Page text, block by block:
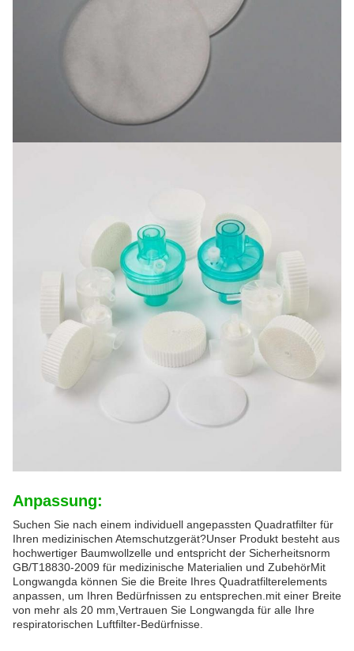
Anpassung:
Suchen Sie nach einem individuell angepassten Quadratfilter für
Ihren medizinischen Atemschutzgerät?Unser Produkt besteht aus
hochwertiger Baumwollzelle und entspricht der Sicherheitsnorm
GB/T18830-2009 für medizinische Materialien und ZubehörMit
Longwangda können Sie die Breite Ihres Quadratfilterelements
anpassen, um Ihren Bedürfnissen zu entsprechen.mit einer Breite
von mehr als 20 mm,Vertrauen Sie Longwangda für alle Ihre
respiratorischen Luftfilter-Bedürfnisse.